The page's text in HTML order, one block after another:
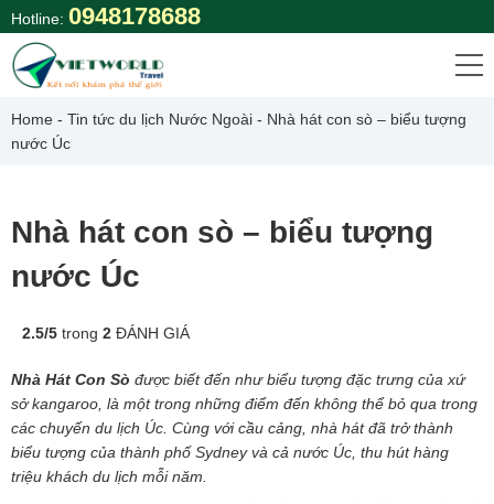
Skip
to
content
Hotline: 0948178688
Home - Tin tức du lịch Nước Ngoài - Nhà hát con sò – biểu tượng
nước Úc
Nhà hát con sò – biểu tượng
nước Úc
2.5/5 trong 2 ĐÁNH GIÁ
Nhà Hát Con Sò được biết đến như biểu tượng đặc trưng của xứ
sở kangaroo, là một trong những điểm đến không thể bỏ qua trong
các chuyến du lịch Úc . Cùng với cầu cảng, nhà hát đã trở thành
biểu tượng của thành phố Sydney và cả nước Úc, thu hút hàng
triệu khách du lịch mỗi năm.